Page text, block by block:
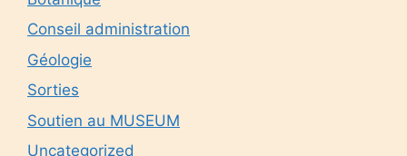
Conseil administration
Géologie
Sorties
Soutien au MUSEUM
Uncategorized